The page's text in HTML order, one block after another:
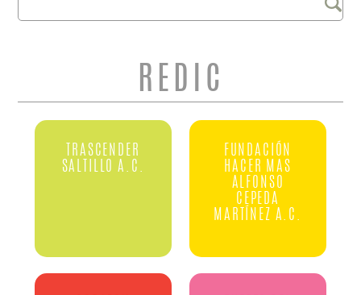
FORMULARIO DE
BÚSQUEDA
REDIC
TRASCENDER
SALTILLO A.C.
FUNDACIÓN
HACER MAS
ALFONSO
CEPEDA
MARTÍNEZ A.C.